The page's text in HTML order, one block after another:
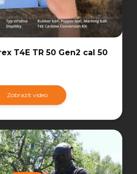
T4E TR 50 Gen2 cal 50
Zobrazit video